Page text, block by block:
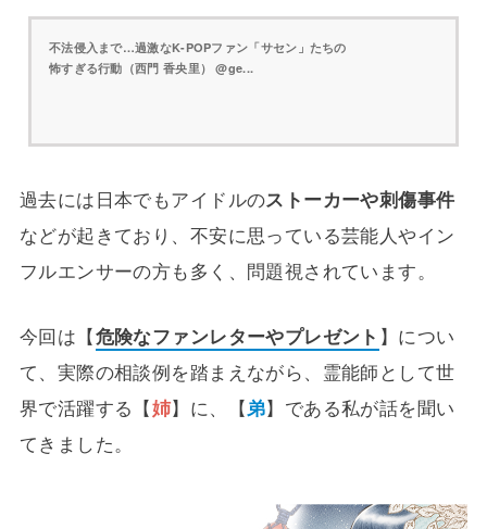
不法侵入まで…過激なK-POPファン「サセン」たちの
怖すぎる行動（西門 香央里） @ge...
過去には日本でもアイドルのストーカーや刺傷事件
などが起きており、不安に思っている芸能人やイン
フルエンサーの方も多く、問題視されています。
今回は【危険なファンレターやプレゼント 】につい
て、実際の相談例を踏まえながら、霊能師として世
界で活躍する【姉】に、【弟】である私が話を聞い
てきました。